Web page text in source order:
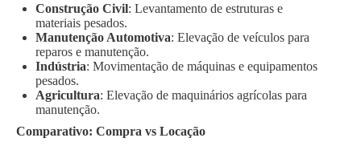
Construção Civil: Levantamento de estruturas e
materiais pesados.
Manutenção Automotiva: Elevação de veículos para
reparos e manutenção.
Indústria: Movimentação de máquinas e equipamentos
pesados.
Agricultura: Elevação de maquinários agrícolas para
manutenção.
Comparativo: Compra vs Locação